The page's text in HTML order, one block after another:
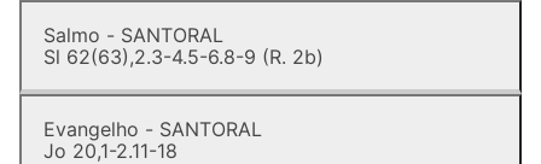
Salmo - SANTORAL
Sl 62(63),2.3-4.5-6.8-9 (R. 2b)
Evangelho - SANTORAL
Jo 20,1-2.11-18